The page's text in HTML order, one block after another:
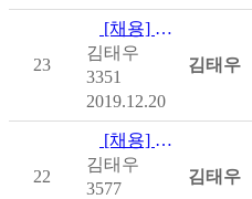
23
[채용] 사)한국척수장애인협회 2019년 제2차 직원채용 재공고
김태우
3351
2019.12.20
김태우
22
[채용] [마감](사)한국척수장애인협회 2019년 척수장애인 직…
김태우
3577
김태우